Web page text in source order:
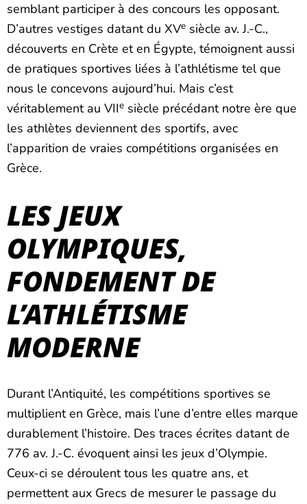
semblant participer à des concours les opposant.
D’autres vestiges datant du XVe siècle av. J.-C.,
découverts en Crète et en Égypte, témoignent aussi
de pratiques sportives liées à l’athlétisme tel que
nous le concevons aujourd’hui. Mais c’est
véritablement au VIIe siècle précédant notre ère que
les athlètes deviennent des sportifs, avec
l’apparition de vraies compétitions organisées en
Grèce.
LES JEUX
OLYMPIQUES,
FONDEMENT DE
L’ATHLÉTISME
MODERNE
Durant l’Antiquité, les compétitions sportives se
multiplient en Grèce, mais l’une d’entre elles marque
durablement l’histoire. Des traces écrites datant de
776 av. J.-C. évoquent ainsi les jeux d’Olympie.
Ceux-ci se déroulent tous les quatre ans, et
permettent aux Grecs de mesurer le passage du